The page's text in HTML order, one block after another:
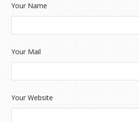
Your Name
Your Mail
Your Website